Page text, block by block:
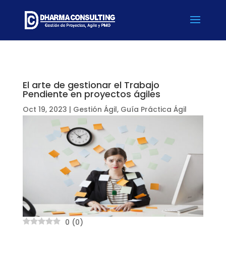
El arte de gestionar el Trabajo
Pendiente en proyectos ágiles
Oct 19, 2023 | Gestión Ágil, Guía Práctica Ágil
0 (0)